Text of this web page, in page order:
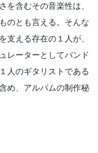
を含むその音楽性は、
のとも言える。そんな
支える存在の１人が、
レーターとしてバンド
人のギタリストである
め、アルバムの制作秘